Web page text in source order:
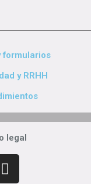
formularios
y RRHH
legal